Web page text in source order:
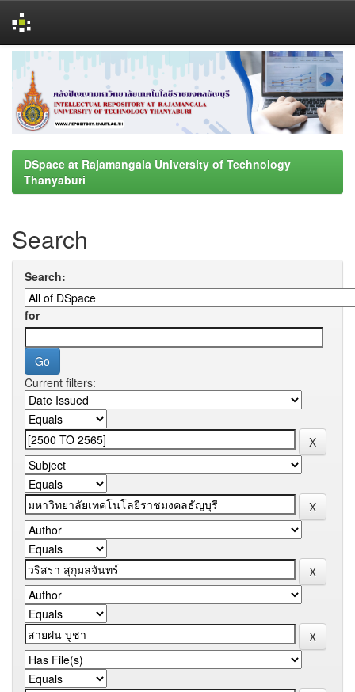
navigation
DSpace at Rajamangala University of Technology
Thanyaburi
Search
Search:
for
Current filters: